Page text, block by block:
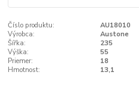
Číslo produktu:
AU18010
Výrobca:
Austone
Šířka:
235
Výška:
55
Priemer:
18
Hmotnost:
13,1